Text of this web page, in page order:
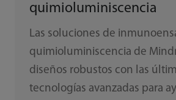
quimioluminiscencia
Las soluciones de
quimioluminiscencia de
diseños robustos con las
tecnologías avanzadas para